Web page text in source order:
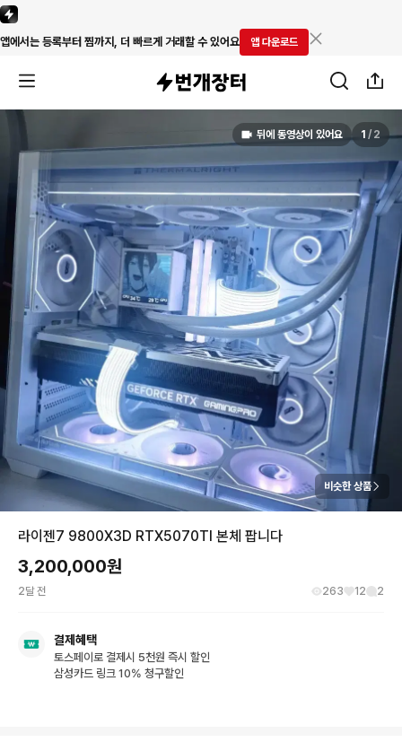
앱에서는 등록부터 찜까지, 더 빠르게 거래할 수 있어요 앱 다운로드
뒤에 동영상이 있어요 1 / 2
비슷한 상품
라이젠7 9800X3D RTX5070TI 본체 팝니다
3,200,000원
2달 전 263 12 2
결제혜택
토스페이로 결제시 5천원 즉시 할인
삼성카드 링크 10% 청구할인